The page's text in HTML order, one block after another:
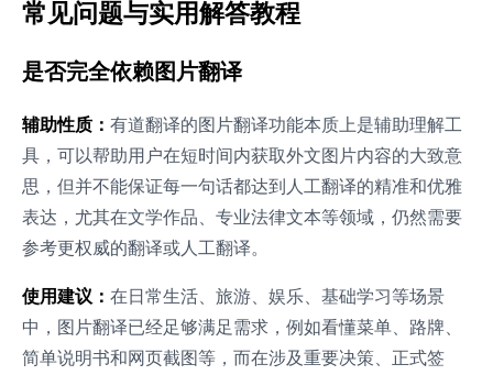
常见问题与实用解答教程
是否完全依赖图片翻译
辅助性质： 有道翻译的图片翻译功能本质上是辅助理解工
具，可以帮助用户在短时间内获取外文图片内容的大致意
思，但并不能保证每一句话都达到人工翻译的精准和优雅
表达，尤其在文学作品、专业法律文本等领域，仍然需要
参考更权威的翻译或人工翻译。
使用建议： 在日常生活、旅游、娱乐、基础学习等场景
中，图片翻译已经足够满足需求，例如看懂菜单、路牌、
简单说明书和网页截图等，而在涉及重要决策、正式签